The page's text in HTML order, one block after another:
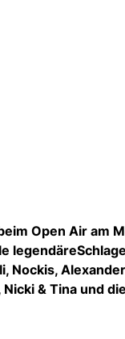
Open Air am
Nicki & Tina und